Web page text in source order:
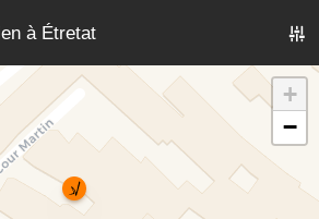
à Étretat
+
−